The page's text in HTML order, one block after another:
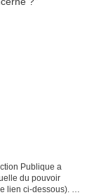
Publique a
du pouvoir
lien ci-dessous). Le